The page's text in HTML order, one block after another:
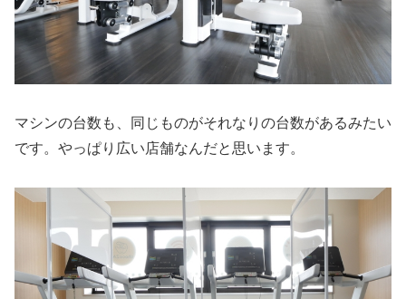
マシンの台数も、同じものがそれなりの台数があるみたい
です。やっぱり広い店舗なんだと思います。